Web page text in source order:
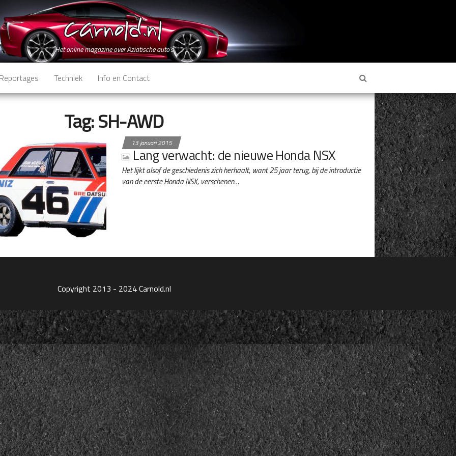
Het online magazine over Aziatische auto's
Reportages Techniek Info en Contact
Tag:SH-AWD
13 januari 2015
Lang verwacht: de nieuwe Honda NSX
Het lijkt alsof de geschiedenis zich herhaalt, want 25 jaar terug, bij de introductie
van de eerste Honda NSX, verschenen…
Copyright 2013 - 2024 Carnold.nl